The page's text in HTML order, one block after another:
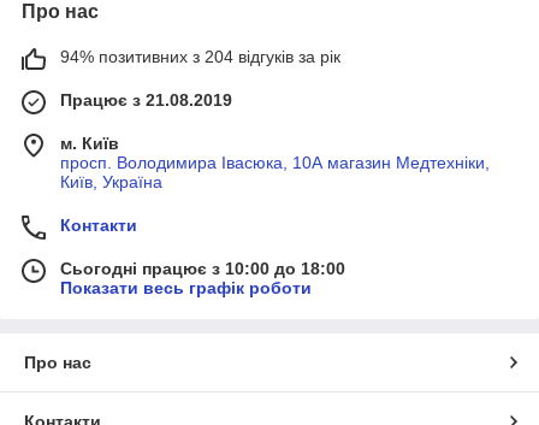
Про нас
94% позитивних з 204 відгуків за рік
Працює з 21.08.2019
м. Київ
просп. Володимира Івасюка, 10А магазин Медтехніки,
Київ, Україна
Контакти
Сьогодні працює з 10:00 до 18:00
Показати весь графік роботи
Про нас